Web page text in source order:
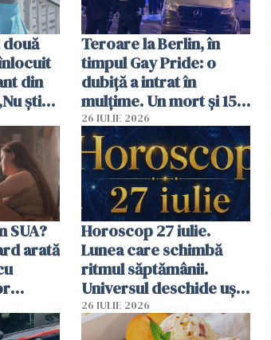
două
din
știu
voi”
Teroare la Berlin, în
timpul Gay Pride: o
dubiță a intrat în
mulțime. Un mort și 15
răniți
26 IULIE 2026
SUA?
arată
Horoscop 27 iulie.
Lunea care schimbă
ritmul săptămânii.
Universul deschide uși
neașteptate pentru
unele zodii
26 IULIE 2026